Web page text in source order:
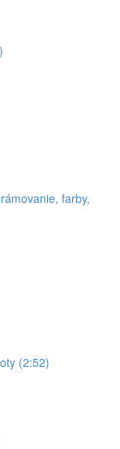
farby,
(2:52)